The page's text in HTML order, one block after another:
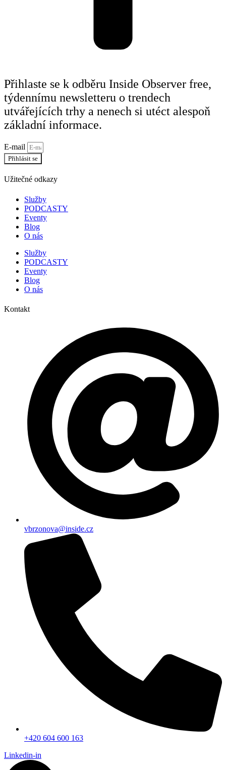
Přihlaste se k odběru Inside Observer free,
týdennímu newsletteru o trendech
utvářejících trhy a nenech si utéct alespoň
základní informace.
E-mail
Přihlásit se
Užitečné odkazy
Služby
PODCASTY
Eventy
Blog
O nás
Služby
PODCASTY
Eventy
Blog
O nás
Kontakt
vbrzonova@inside.cz
+420 604 600 163
Linkedin-in